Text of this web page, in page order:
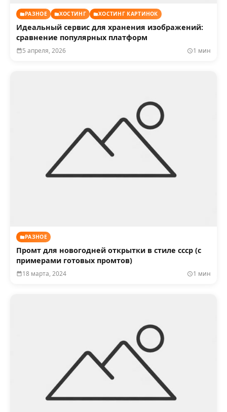
РАЗНОЕ ХОСТИНГ ХОСТИНГ КАРТИНОК
Идеальный сервис для хранения изображений:
сравнение популярных платформ
5 апреля, 2026 1 мин
РАЗНОЕ
Промт для новогодней открытки в стиле ссср (с
примерами готовых промтов)
18 марта, 2024 1 мин